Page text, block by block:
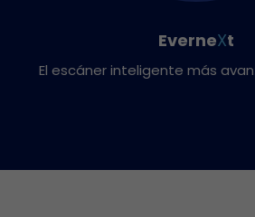
EverneXt
El escáner inteligente más